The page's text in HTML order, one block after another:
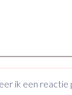
ik een reactie